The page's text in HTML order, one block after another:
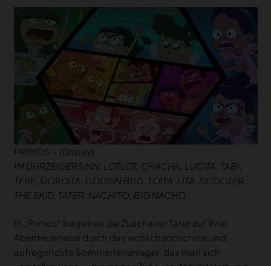
PRIMOS – (Disney)
IM UHRZEIGERSINN: LOTLOT, CHACHA, LUCITA, TABI,
TERE, GORDITA, COUSIN BUD, TOITA, LITA, SCOOTER,
THE SKID, TATER, NACHITO, BIG NACHO
In „Primos“ begleiten die Zuschauer Tater auf ihrer
Abenteuerreise durch das wohl chaotischste und
aufregendste Sommerferienlager, das man sich